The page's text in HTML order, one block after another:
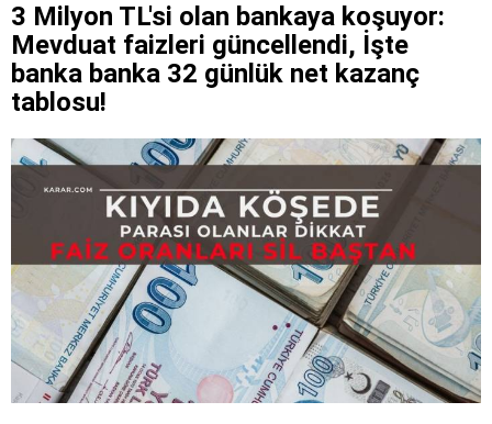
3 Milyon TL'si olan bankaya koşuyor:
Mevduat faizleri güncellendi, İşte
banka banka 32 günlük net kazanç
tablosu!